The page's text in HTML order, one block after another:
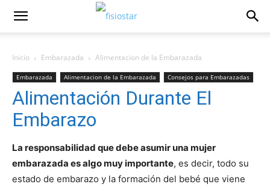
Inicio Embarazada Alimentacion de la Embarazada
Embarazada Alimentacion de la Embarazada Consejos para Embarazadas
Alimentación Durante El
Embarazo
La responsabilidad que debe asumir una mujer
embarazada es algo muy importante, es decir, todo su
estado de embarazo y la formación del bebé que viene